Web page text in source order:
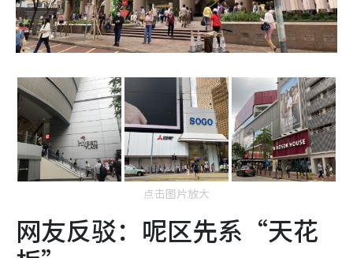
点击图片放大
网友反驳：呢区先系“天花